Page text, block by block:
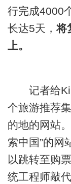
行完成4000
长达5天，将
上。
记者给
个旅游推荐
的地的网站
索中国”的网
以跳转至购
统工程师敲